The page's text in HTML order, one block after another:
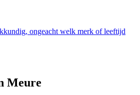
ongeacht welk merk of leeftijd
Meure